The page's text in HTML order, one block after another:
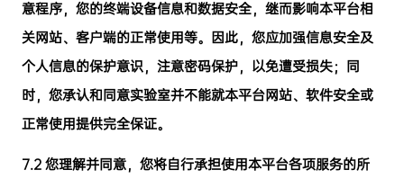
意程序，您的终端设备信息和数据安全，继而影响本平台相
关网站、客户端的正常使用等。因此，您应加强信息安全及
个人信息的保护意识，注意密码保护，以免遭受损失；同
时，您承认和同意实验室并不能就本平台网站、软件安全或
正常使用提供完全保证。
7.2您理解并同意，您将自行承担使用本平台各项服务的所